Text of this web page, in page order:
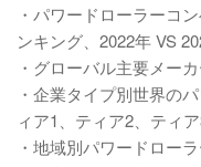
・パワードローラーコ
ンキング、2022年 VS
・グローバル主要メー
・企業タイプ別世界の
ィア1、ティア2、ティア
・地域別パワードロー